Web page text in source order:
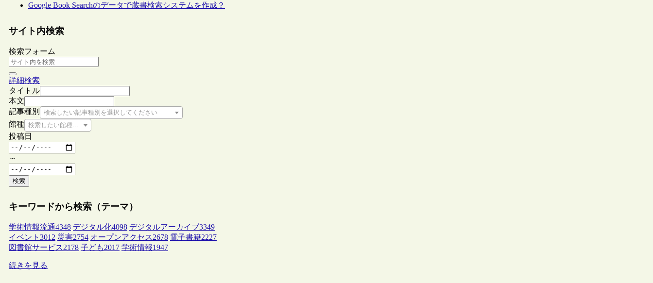
Google Book Searchのデータで蔵書検索システムを作成？
サイト内検索
検索フォーム
詳細検索
タイトル
本文
記事種別
検索したい記事種別を選択してください
館種 検索したい館種を選択してください
投稿日
～
検索
キーワードから検索（テーマ）
学術情報流通4348 デジタル化4098 デジタルアーカイブ3349
イベント 3012 災害2754 オープンアクセス2678 電子書籍2227
図書館サービス2178 子ども2017 学術情報1947
続きを見る